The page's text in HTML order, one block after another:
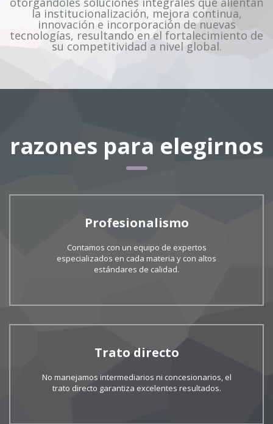
la institucionalización, mejora continua,
innovación e incorporación de nuevas
tecnologías, resultando en el fortalecimiento de
su competitividad a nivel global.
razones para elegirnos
Profesionalismo
Contamos con un equipo de expertos
especializados en cada materia y con altos
estándares de calidad.
Trato directo
No manejamos intermediarios ni concesionarios, el
trato directo garantiza excelentes resultados.